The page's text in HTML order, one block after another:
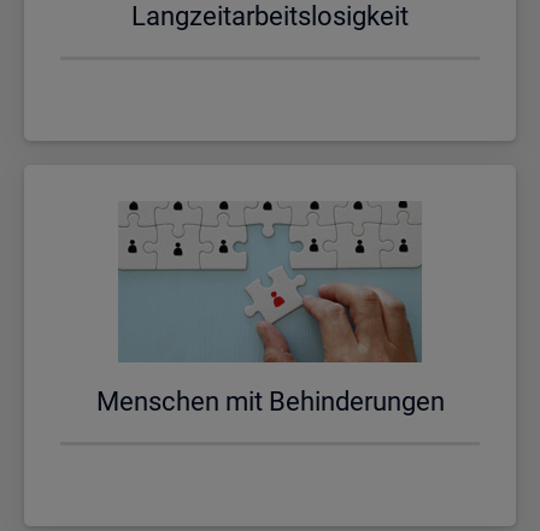
Lang­zeit­ar­beits­lo­sig­keit
Men­schen mit Be­hin­de­run­gen